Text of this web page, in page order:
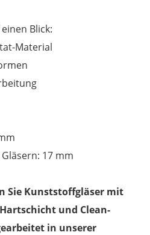
Blick:
Material
17 mm
Sie Kunststoffgläser mit
und Clean-
in unserer